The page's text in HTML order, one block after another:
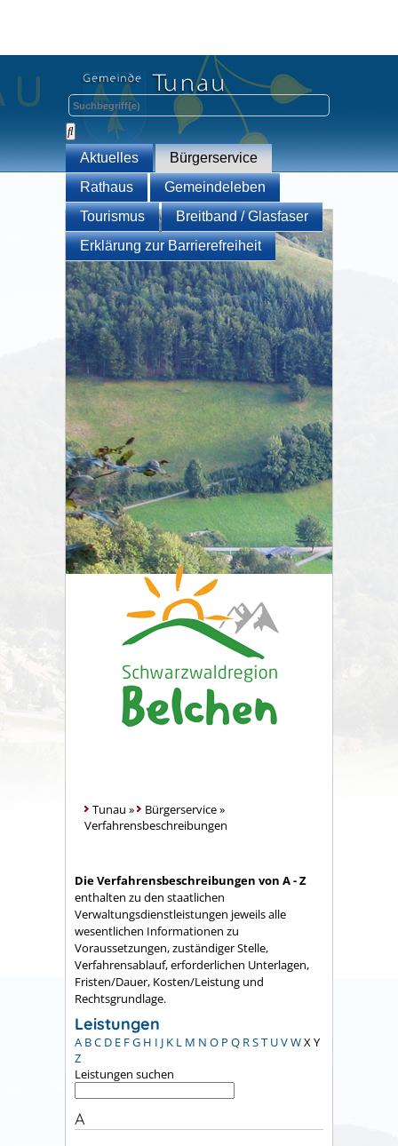
Aktuelles
Bürgerservice
Rathaus
Gemeindeleben
Tourismus
Breitband / Glasfaser
Erklärung zur Barrierefreiheit
Tunau » Bürgerservice»
Verfahrensbeschreibungen
Die Verfahrensbeschreibungen von A - Z
enthalten zu den staatlichen
Verwaltungsdienstleistungen jeweils alle
wesentlichen Informationen zu
Voraussetzungen, zuständiger Stelle,
Verfahrensablauf, erforderlichen Unterlagen,
Fristen/Dauer, Kosten/Leistung und
Rechtsgrundlage.
Leistungen
A BC D E FG H I J K L M N O P Q RST UVWXY
Z
Leistungen suchen
A